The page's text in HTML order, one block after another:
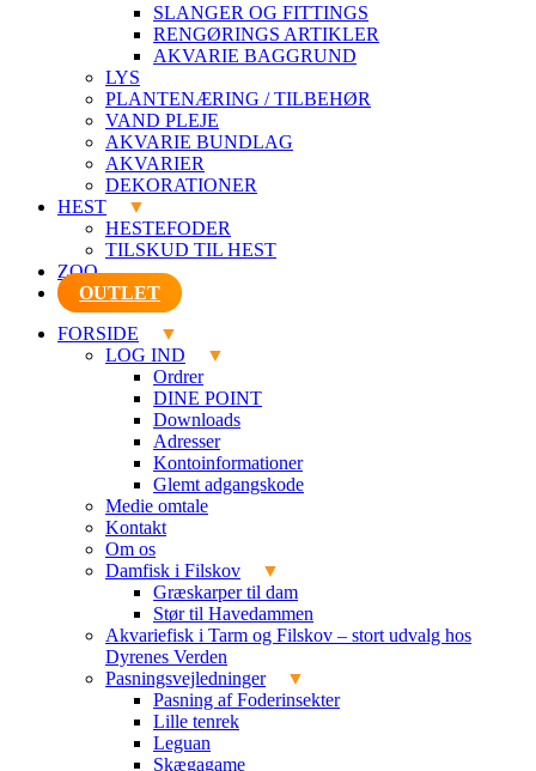
SLANGER OG FITTINGS
RENGØRINGS ARTIKLER
AKVARIE BAGGRUND
LYS
PLANTENÆRING / TILBEHØR
VAND PLEJE
AKVARIE BUNDLAG
AKVARIER
DEKORATIONER
HEST
HESTEFODER
TILSKUD TIL HEST
ZOO
OUTLET
FORSIDE
LOG IND
Ordrer
DINE POINT
Downloads
Adresser
Kontoinformationer
Glemt adgangskode
Medie omtale
Kontakt
Om os
Damfisk i Filskov
Græskarper til dam
Stør til Havedammen
Akvariefisk i Tarm og Filskov – stort udvalg hos
Dyrenes Verden
Pasningsvejledninger
Pasning af Foderinsekter
Lille tenrek
Leguan
Skægagame